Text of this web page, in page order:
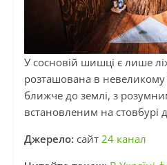
У сосновій шишці є лише
розташована в невеликому
ближче до землі, з
встановленим на стовбурі
Джерело: сайт 24 канал